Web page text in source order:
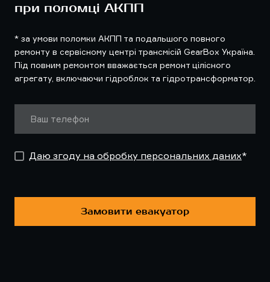
при поломці АКПП
* за умови поломки АКПП та подальшого повного
ремонту в сервісному центрі трансмісій GearBox Україна.
Під повним ремонтом вважається ремонт цілісного
агрегату, включаючи гідроблок та гідротрансформатор.
Даю згоду на обробку персональних даних*
Замовити евакуатор